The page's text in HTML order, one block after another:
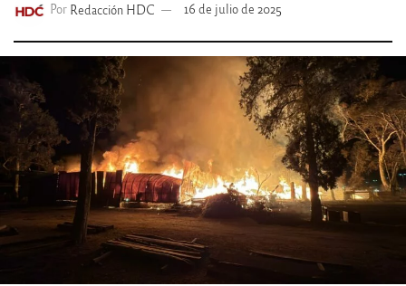
Por Redacción HDC 16 de julio de 2025